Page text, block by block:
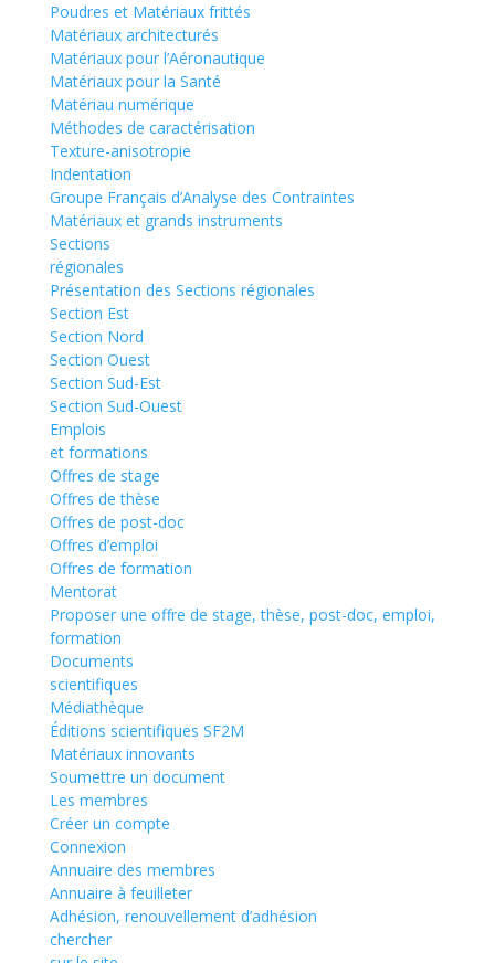
Poudres et Matériaux frittés
Matériaux architecturés
Matériaux pour l’Aéronautique
Matériaux pour la Santé
Matériau numérique
Méthodes de caractérisation
Texture-anisotropie
Indentation
Groupe Français d’Analyse des Contraintes
Matériaux et grands instruments
Sections
régionales
Présentation des Sections régionales
Section Est
Section Nord
Section Ouest
Section Sud-Est
Section Sud-Ouest
Emplois
et formations
Offres de stage
Offres de thèse
Offres de post-doc
Offres d’emploi
Offres de formation
Mentorat
Proposer une offre de stage, thèse, post-doc, emploi,
formation
Documents
scientifiques
Médiathèque
Éditions scientifiques SF2M
Matériaux innovants
Soumettre un document
Les membres
Créer un compte
Connexion
Annuaire des membres
Annuaire à feuilleter
Adhésion, renouvellement d’adhésion
chercher